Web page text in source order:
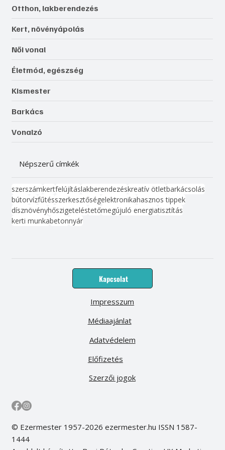
Otthon, lakberendezés
Kert, növényápolás
Női vonal
Életmód, egészség
Kismester
Barkács
Vonalzó
Népszerű címkék
szerszámkertfelújításlakberendezéskreatív ötletbarkácsolás
bútorvízfűtésszerkesztőségelektronikahasznos tippek
dísznövényhőszigeteléstetőmegújuló energiatisztítás
kerti munkabetonnyár
Kapcsolat
Médiaajánlat
Előfizetés
Impresszum
Adatvédelem
Szerzői jogok
© Ezermester 1957-2026 ezermester.hu ISSN 1587-
1444